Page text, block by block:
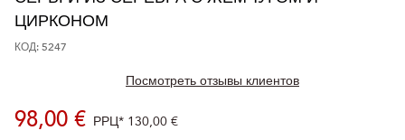
ЦИРКОНОМ
КОД: 5247
Посмотреть отзывы клиентов
98,00 € РРЦ* 130,00 €